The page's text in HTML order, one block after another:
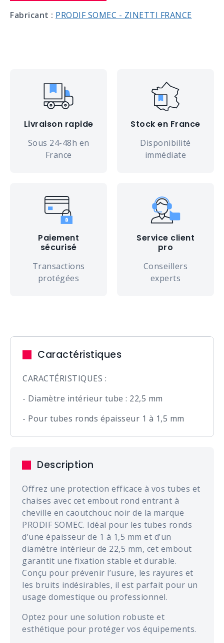
Fabricant : PRODIF SOMEC - ZINETTI FRANCE
Livraison rapide
Sous 24-48h en
France
Stock en France
Disponibilité
immédiate
Paiement
sécurisé
Transactions
protégées
Service client
pro
Conseillers
experts
Caractéristiques
CARACTÉRISTIQUES :
- Diamètre intérieur tube : 22,5 mm
- Pour tubes ronds épaisseur 1 à 1,5 mm
Description
Offrez une protection efficace à vos tubes et
chaises avec cet embout rond entrant à
cheville en caoutchouc noir de la marque
PRODIF SOMEC. Idéal pour les tubes ronds
d’une épaisseur de 1 à 1,5 mm et d’un
diamètre intérieur de 22,5 mm, cet embout
garantit une fixation stable et durable.
Conçu pour prévenir l’usure, les rayures et
les bruits indésirables, il est parfait pour un
usage domestique ou professionnel.
Optez pour une solution robuste et
esthétique pour protéger vos équipements.